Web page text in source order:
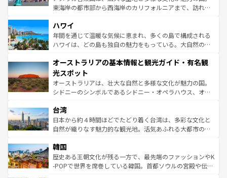
者向けの交通パス提供のサービスもあり、うまく活用すれ
着のスイス情報は
東海岸の都市部から西海岸のカリフォルニアまで、訪れる
のような巨大都市は、観光、ショッピング、エンターテイ
ンメントが詰まった刺激的なスポットだ。一方、アメリカ
西部には大自然が広がり、グランドキャニオンやイエロー
部のニューオーリンズでは、音楽と美食が融合した独特の
文化が魅力。旅行者はアメリカの各地域で異なる魅力を楽
しみながら、その多様性と豊かな歴史を感じることができ
るだろう。車でのロードトリップや列車の旅も、アメリカ
情報は
ハワイ
年間を通じて温暖な気候に恵まれ、多くの島で構成される
ハワイは、どの島も独自の魅力をもっている。大自然の神
ワイ島は見逃せない。また、定番の観光地といえばオアフ
島だが、静かな自然を求めるならマウイ島やカウアイ島が
おすすめ。エメラルドグリーンに輝く海をはじめ、豊かな
文化や歴史が息づいている。「アロハスピリット」と呼ば
人々、おいしいローカルフードやハワイアンミュージッ
ク、伝統的なフラダンスなど、すべてがハワイの魅力を彩
っている。訪れるたびに新しい発見と感動が待っているハ
はコンテンツ一覧
オーストラリアの基本情報と観光ガイド・有名観
光スポット
オーストラリアは、壮大な自然と多様な文化が魅力の国。
シドニーのシンボルであるシドニー・オペラハウス、オー
リアリーフや大陸中央部にそびえるウルル（エアーズロッ
ク）、タスマニアの美しい原生林やケアンズの熱帯雨林な
ど、見どころがたくさん。また、カフェやワイン、オージ
いる。アクティビティも充実しており、サーフィンやダイ
ビング、ハイキングなど、アウトドア好きにはたまらな
い。オーストラリアの多彩な魅力を存分に味わいつくそ
台湾
日本から約４時間ほどでたどり着く台湾は、多彩な文化と
自然が織りなす魅力的な観光地。活気あふれる大都市の台
ン）、静ひつな山岳地帯である台湾東部など、都市の喧騒
と山間の静けさが共存しており、訪れる人に新しい発見と
驚きをもたらしてくれる。また、奥深い台湾の食文化も魅
韓国
歴史ある王朝文化が残る一方で、最先端のファッションやK
-POPで世界を席巻している韓国。首都ソウルの宮殿や伝統